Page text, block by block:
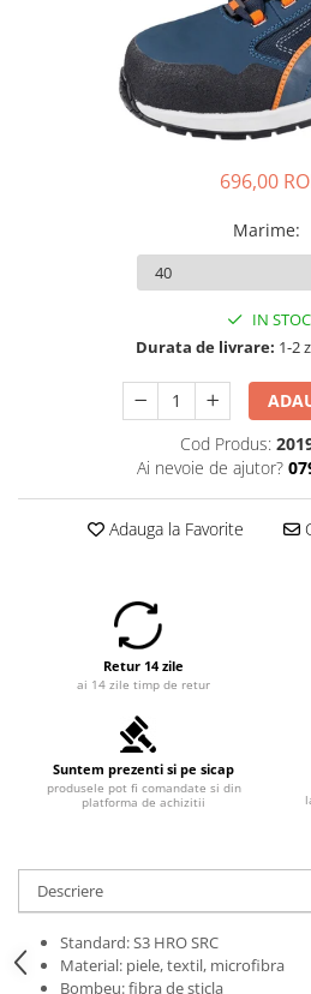
696,00
Marime:
IN STOC
Durata de livrare: 1-2
Cod Produs:
Ai nevoie de ajutor?
Adauga la Favorite
Retur 14 zile
ai 14 zile timp de retur
Suntem prezenti si pe sicap
produsele pot fi comandate si din
platforma de achizitii
Descriere
Standard: S3 HRO SRC
Material: piele, textil, microfibra
Bombeu: fibra de sticla